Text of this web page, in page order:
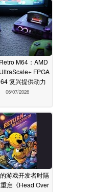
M64：AMD
FPGA
复兴提供动力
06/07/2026
游戏开发者时隔
启《Head Over